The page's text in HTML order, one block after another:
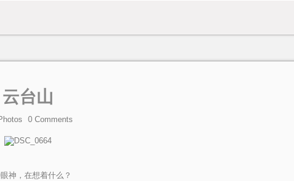
云台山
0Comments
神，在想着什么？